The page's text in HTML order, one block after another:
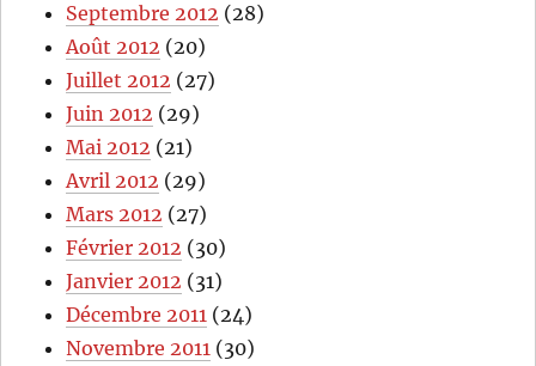
Septembre 2012 (28)
Août 2012 (20)
Juillet 2012 (27)
Juin 2012 (29)
Mai 2012 (21)
Avril 2012 (29)
Mars 2012 (27)
Février 2012 (30)
Janvier 2012 (31)
Décembre 2011 (24)
Novembre 2011 (30)